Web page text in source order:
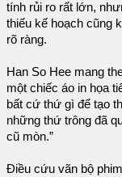
tính rủi ro rất lớn,
thiếu kế hoạch cũng
rõ ràng.
Han So Hee mang
một chiếc áo in họa
bất cứ thứ gì để tạo
những thứ trông đã
cũ mòn.”
Điều cứu vãn bộ